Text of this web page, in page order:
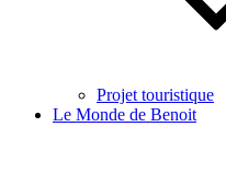
Projet touristique
Le Monde de Benoit